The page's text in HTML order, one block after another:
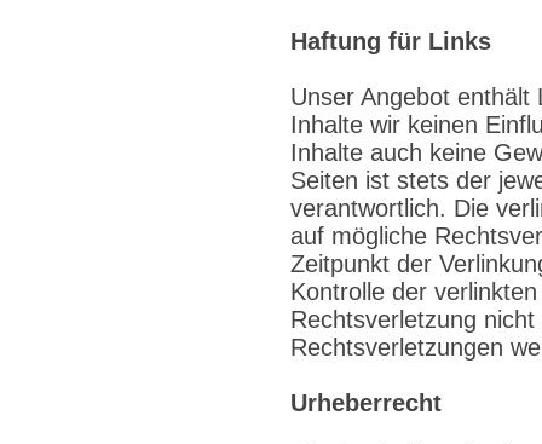
Haftung für Links
Unser Angebot
Inhalte wir keinen
Inhalte auch keine
Seiten ist stets der
verantwortlich. Die
auf mögliche
Zeitpunkt der
Kontrolle der
Rechtsverletzung
Rechtsverletzungen
Urheberrecht